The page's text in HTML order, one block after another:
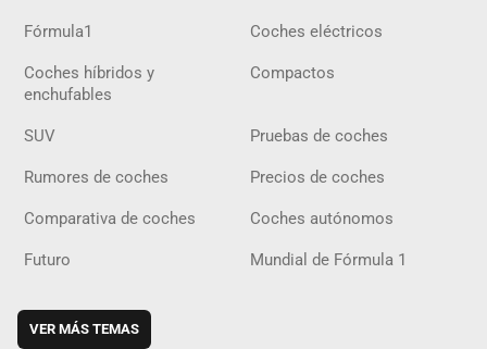
Fórmula1 Coches eléctricos
Coches híbridos y
enchufables
Compactos
SUV Pruebas de coches
Rumores de coches Precios de coches
Comparativa de coches Coches autónomos
Futuro Mundial de Fórmula 1
VER MÁS TEMAS